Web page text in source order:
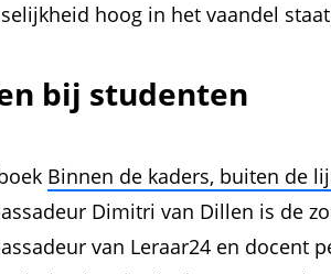
hoog in het vaandel
bij studenten
Binnen de kaders, buiten de
Dimitri van Dillen is de
van Leraar24 en docent